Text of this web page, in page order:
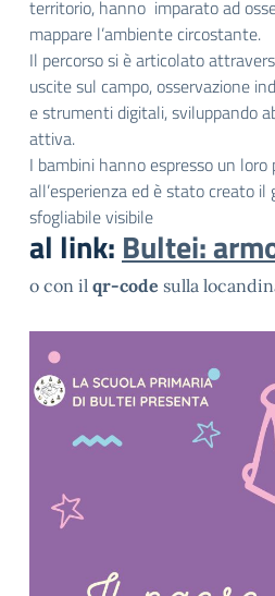
territorio, hanno imparato ad
mappare l’ambiente circostante.
Il percorso si è articolato
uscite sul campo, osservazione
e strumenti digitali, sviluppando
attiva.
I bambini hanno espresso un
all’esperienza ed è stato creato
sfogliabile visibile
al link: Bultei:
o con il qr-code sulla